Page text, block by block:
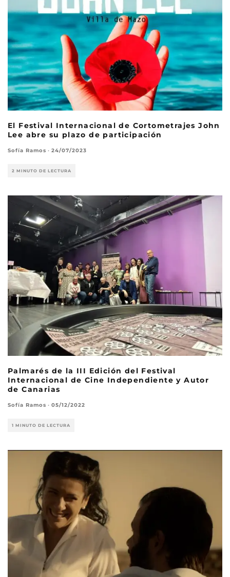
El Festival Internacional de Cortometrajes John
Lee abre su plazo de participación
Sofía Ramos · 24/07/2023
2 MINUTO DE LECTURA
Palmarés de la III Edición del Festival
Internacional de Cine Independiente y Autor
de Canarias
Sofía Ramos · 05/12/2022
1 MINUTO DE LECTURA